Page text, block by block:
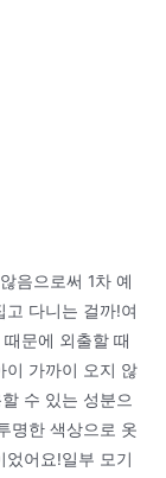
음으로써 1차 예
다니는 걸까!여
문에 외출할 때
이 가까이 오지 않
수 있는 성분으
명한 색상으로 옷
어요!일부 모기